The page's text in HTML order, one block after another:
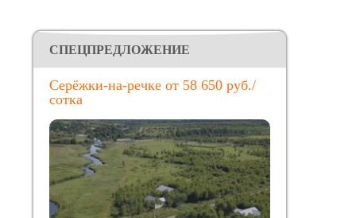
CПЕЦПРЕДЛОЖЕНИЕ
Серёжки-на-речке от 58 650 руб./
сотка